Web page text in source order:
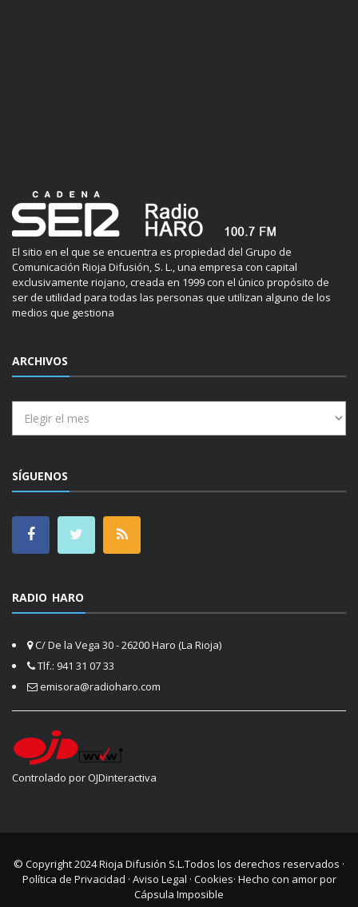
El sitio en el que se encuentra es propiedad del Grupo de
Comunicación Rioja Difusión, S. L., una empresa con capital
exclusivamente riojano, creada en 1999 con el único propósito de
ser de utilidad para todas las personas que utilizan alguno de los
medios que gestiona
ARCHIVOS
SÍGUENOS
RADIO HARO
C/ De la Vega 30 - 26200 Haro (La Rioja)
Tlf.: 941 31 07 33
emisora@radioharo.com
Controlado por OJDinteractiva
© Copyright 2024Rioja Difusión S.L.Todos los derechos reservados ·
Política de Privacidad · Aviso Legal · Cookies· Hecho con amor por
Cápsula Imposible